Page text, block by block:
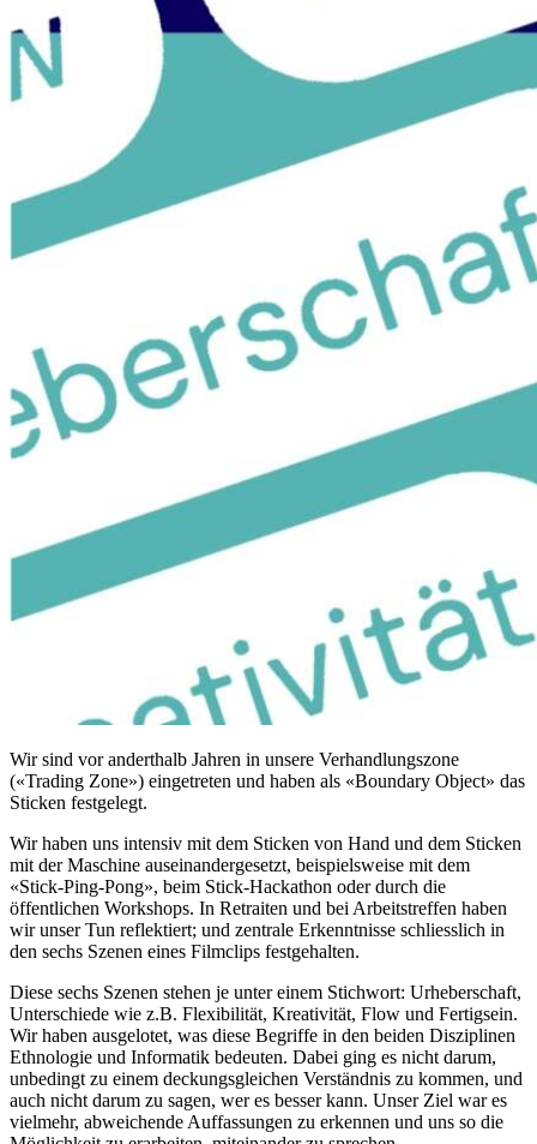
Wir sind vor anderthalb Jahren in unsere Verhandlungszone
(«Trading Zone») eingetreten und haben als «Boundary Object» das
Sticken festgelegt.
Wir haben uns intensiv mit dem Sticken von Hand und dem Sticken
mit der Maschine auseinandergesetzt, beispielsweise mit dem
«Stick-Ping-Pong», beim Stick-Hackathon oder durch die
öffentlichen Workshops. In Retraiten und bei Arbeitstreffen haben
wir unser Tun reflektiert; und zentrale Erkenntnisse schliesslich in
den sechs Szenen eines Filmclips festgehalten.
Diese sechs Szenen stehen je unter einem Stichwort: Urheberschaft,
Unterschiede wie z.B. Flexibilität, Kreativität, Flow und Fertigsein.
Wir haben ausgelotet, was diese Begriffe in den beiden Disziplinen
Ethnologie und Informatik bedeuten. Dabei ging es nicht darum,
unbedingt zu einem deckungsgleichen Verständnis zu kommen, und
auch nicht darum zu sagen, wer es besser kann. Unser Ziel war es
vielmehr, abweichende Auffassungen zu erkennen und uns so die